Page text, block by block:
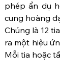
phép ẩn dụ
cung hoàng
Chúng là 12
ra một hiệu
Mỗi tia hoặc